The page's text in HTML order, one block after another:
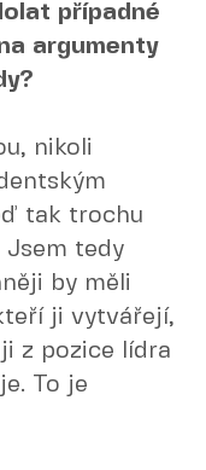
případné
argumenty
nikoli
tak trochu
Jsem tedy
by měli
ji vytvářejí,
z pozice lídra
To je